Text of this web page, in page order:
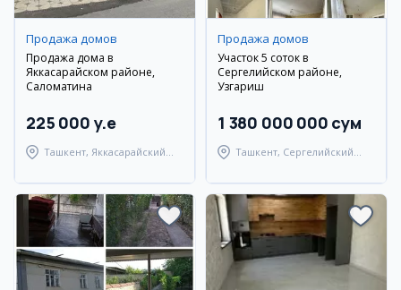
Продажа домов
Продажа дома в
Яккасарайском районе,
Саломатина
225 000 y.e
Ташкент, Яккасарайский
Продажа домов
Участок 5 соток в
Сергелийском районе,
Узгариш
1 380 000 000 сум
Ташкент, Сергелийский